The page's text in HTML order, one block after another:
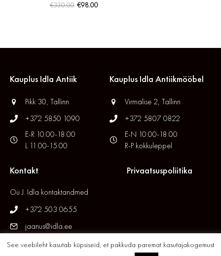
€330.00 €98.00
Kauplus Idla Antiik
Pikk 30, Tallinn
+372 5850 1090
E-R 10.00-18.00
L 11.00-15.00
Kauplus Idla Antiikmööbel
Virmalise 2, Tallinn
+372 5807 0822
E-N 10.00-18.00
R-P kokkuleppel
Kontakt
Oü J. Idla kontaktandmed
+372 503 0655
jaanus@idla.ee
Privaatsuspoliitika
See veebileht kasutab küpsiseid, et pakkuda paremat kasutajakogemust